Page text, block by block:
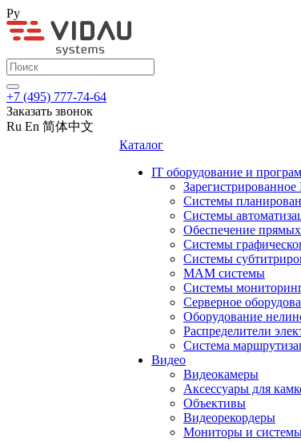
Ру
+7 (495) 777-74-64
Заказать звонок
Ru En 简体中文
Каталог
IT оборудование и
Системы
Системы
Обеспечение
Системы
Системы
MAM системы
Системы
Серверное
Оборудование
Распределители
Система
Видео
Видеокамеры
Аксессуары для
Объективы
Видеорекордеры
Мониторы и